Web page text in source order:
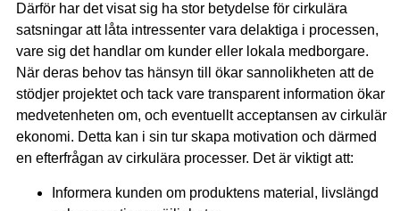
Därför har det visat sig ha stor betydelse för cirkulära
satsningar att låta intressenter vara delaktiga i processen,
vare sig det handlar om kunder eller lokala medborgare.
När deras behov tas hänsyn till ökar sannolikheten att de
stödjer projektet och tack vare transparent information ökar
medvetenheten om, och eventuellt acceptansen av cirkulär
ekonomi. Detta kan i sin tur skapa motivation och därmed
en efterfrågan av cirkulära processer. Det är viktigt att:
Informera kunden om produktens material, livslängd